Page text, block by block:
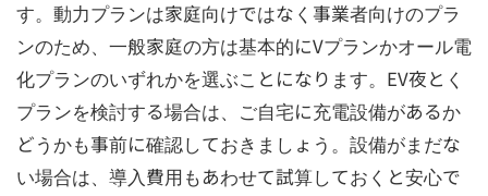
す。動力プランは家庭向けではなく事業者向けのプラ
ンのため、一般家庭の方は基本的にVプランかオール電
化プランのいずれかを選ぶことになります。EV夜とく
プランを検討する場合は、ご自宅に充電設備があるか
どうかも事前に確認しておきましょう。設備がまだな
い場合は、導入費用もあわせて試算しておくと安心で